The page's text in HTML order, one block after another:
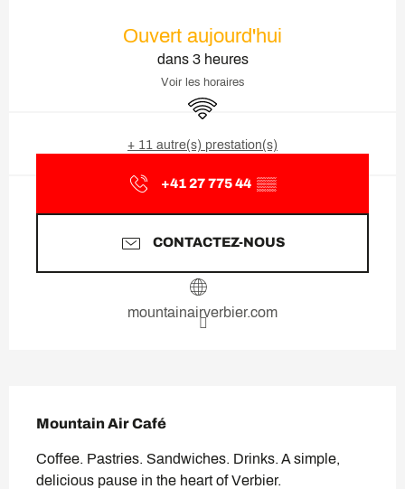
Ouvert aujourd'hui
dans 3 heures
Voir les horaires
WiFi
+ 11 autre(s) prestation(s)
+41 27 775 44 ▒▒
CONTACTEZ-NOUS
mountainairverbier.com
Mountain Air Café
Coffee. Pastries. Sandwiches. Drinks. A simple,
delicious pause in the heart of Verbier.